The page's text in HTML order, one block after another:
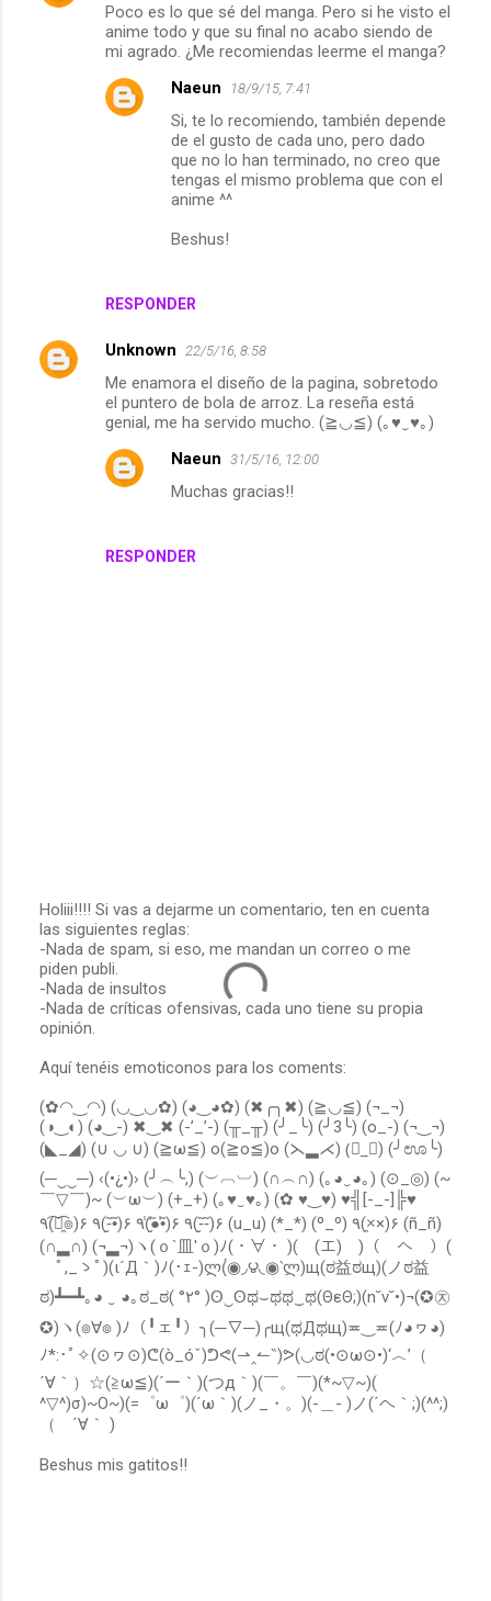
Poco es lo que sé del manga. Pero si he visto el
anime todo y que su final no acabo siendo de
mi agrado. ¿Me recomiendas leerme el manga?
RESPONDER
Naeun 18/9/15, 7:41
Si, te lo recomiendo, también depende
de el gusto de cada uno, pero dado
que no lo han terminado, no creo que
tengas el mismo problema que con el
anime ^^
Beshus!
Unknown 22/5/16, 8:58
Me enamora el diseño de la pagina, sobretodo
el puntero de bola de arroz. La reseña está
genial, me ha servido mucho. (≧◡≦) (｡♥‿♥｡)
RESPONDER
Naeun 31/5/16, 12:00
Muchas gracias!!
P
u
b
l
i
c
r
n
c
o
m
e
t
a
o
Holiii!!!! Si vas a dejarme un comentario, ten en cuenta
las siguientes reglas:
-Nada de spam, si eso, me mandan un correo o me
piden publi.
-Nada de insultos
-Nada de críticas ofensivas, cada uno tiene su propia
opinión.
Aquí tenéis emoticonos para los coments:
(✿◠‿◠) (◡‿◡✿) (◕‿◕✿) (✖╭╮✖) (≧◡≦) (¬_¬)
(◑‿◐) (◕‿-) ✖‿✖ (-’_’-) (╥_╥) (╯_╰) (╯3╰) (o_-) (¬‿¬)
(◣_◢) (∪ ◡ ∪) (≧ω≦) o(≧o≦)o (⋋▂⋌) (॓_॔) (╯ಊ╰)
(─‿‿─) ‹(•¿•)› (╯︵╰,) (︶︹︺) (∩︵∩) (｡◕‿◕｡) (⊙_◎) (~
￣▽￣)~ (︶ω︶) (+_+) (｡♥‿♥｡) (✿ ♥‿♥) ♥╣[-_-]╠♥
٩(͡๏̯͡๏)۶ ٩(-̮̮̃•̃)۶ ٩(̾●̮̮̃̾•̃̾)۶ ٩(-̮̮̃-̃)۶ (u_u) (*_*) (º_º) ٩(×̯×)۶ (ñ_ñ)
(∩▂∩) (¬▂¬)ヽ(ｏ`皿′ｏ)ﾉ(・∀・ )(￣(エ)￣)（￣へ￣）(
ﾟ,_ゝﾟ)(ι´Д｀)ﾉ(･ｪ-)ლ(́◉◞౪◟◉‵ლ)щ(ಠ益ಠщ)(ノಠ益
ಠ)┻━┻｡◕ ‿ ◕｡ಠ_ಠ( °٢° )ʘ‿ʘಥ⌣ಥಥ‿ಥ(ΘεΘ;)(n˘v˘•)¬(✪㉨
✪)ヽ(๏∀๏ )ﾉ（╹ェ╹）╮(─▽─)╭щ(ಥДಥщ)≖‿≖(ﾉ◕ヮ◕)
ﾉ*:･ﾟ✧(⊙ヮ⊙)ᕦ(ò_óˇ)ᕤᕙ(⇀‸↼‶)ᕗ(◡ಠ(•⊙ω⊙•)‘︿’（
´∀｀）☆(≧ω≦)(´ー｀)(つд｀)(￣。￣)(*~▽~)(
^▽^)σ)~O~)(=゜ω゜)(´ω｀)(ノ_・。)(-＿- )ノ(´ヘ｀;)(^^;)
（ ´∀｀ )
Beshus mis gatitos!!